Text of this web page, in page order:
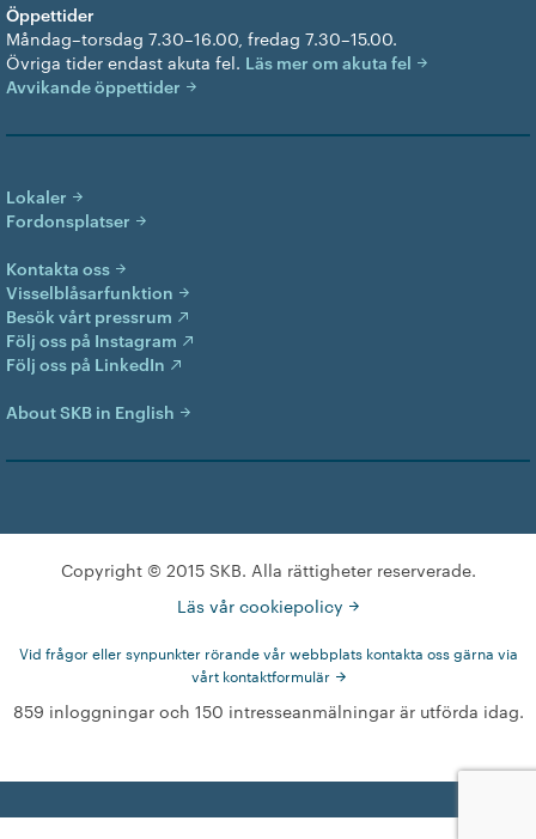
Öppettider
Måndag–torsdag 7.30–16.00, fredag 7.30–15.00.
Övriga tider endast akuta fel. Läs mer om akuta fel
Avvikande öppettider
Lokaler
Fordonsplatser
Kontakta oss
Visselblåsarfunktion
Besök vårt pressrum
Följ oss på Instagram
Följ oss på LinkedIn
About SKB in English
Copyright © 2015 SKB. Alla rättigheter reserverade.
Läs vår cookiepolicy
Vid frågor eller synpunkter rörande vår webbplats kontakta oss gärna via
vårt kontaktformulär
859 inloggningar och 150 intresseanmälningar är utförda idag.